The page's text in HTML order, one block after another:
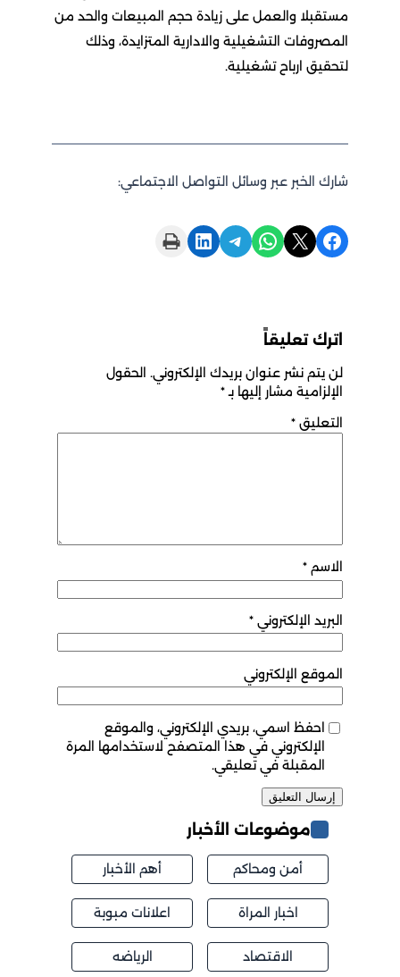
مستقبلا والعمل على زيادة حجم المبيعات والحد من
المصروفات التشغيلية والادارية المتزايدة، وذلك
لتحقيق ارباح تشغيلية.
شارك الخبر عبر وسائل التواصل الاجتماعي:
Share on Facebook
Share on X
Share on WhatsApp
Share on Telegram
Share on LinkedIn
Print this Page
اترك تعليقاً
لن يتم نشر عنوان بريدك الإلكتروني. الحقول
الإلزامية مشار إليها بـ*
التعليق *
الاسم *
البريد الإلكتروني *
الموقع الإلكتروني
احفظ اسمي، بريدي الإلكتروني، والموقع
الإلكتروني في هذا المتصفح لاستخدامها المرة
المقبلة في تعليقي.
موضوعات الأخبار
أمن ومحاكم أهم الأخبار
اخبار المراة اعلانات مبوبة
الاقتصاد الرياضه